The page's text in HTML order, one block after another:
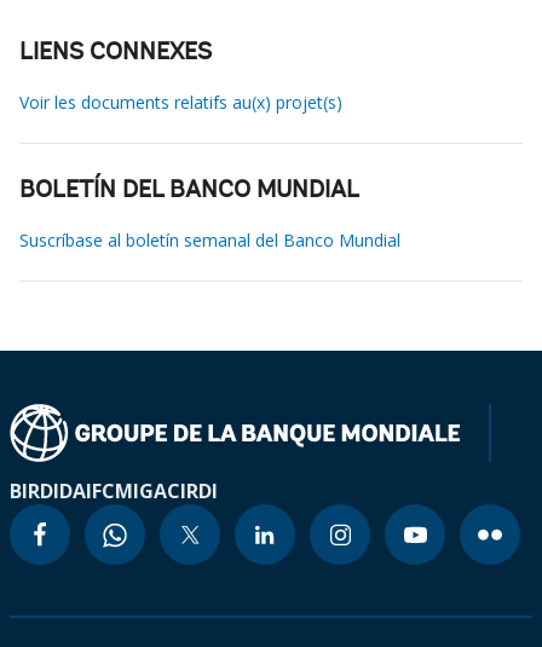
LIENS CONNEXES
Voir les documents relatifs au(x) projet(s)
BOLETÍN DEL BANCO MUNDIAL
Suscríbase al boletín semanal del Banco Mundial
BIRDIDAIFCMIGACIRDI